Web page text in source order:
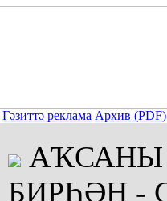
Гәзиттә реклама Архив (PDF)
АҠСАНЫ
БИРҺӘҢ -